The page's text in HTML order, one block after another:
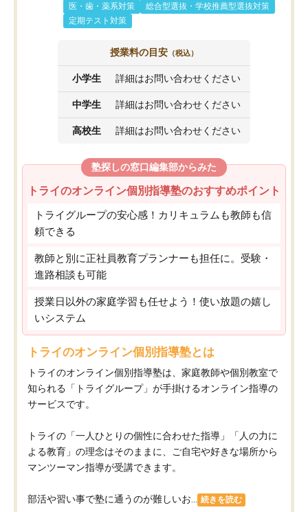
医・歯・薬系対策
総合型選抜・学校推薦型選抜対策
定期テスト対策
授業料の目安 （税込）
小学生 詳細はお問い合わせください
中学生 詳細はお問い合わせください
高校生 詳細はお問い合わせください
塾探しの窓口編集部からみた
トライのオンライン個別指導塾のおすすめポイント
トライグループの安心感！カリキュラムも教師も信
頼できる
教師と別に正社員教育プランナーも担任に。受験・
進路相談も可能
授業日以外の家庭学習も任せよう！使い放題の嬉し
いシステム
トライのオンライン個別指導塾とは
トライのオンライン個別指導塾は、家庭教師や個別教室で
知られる「トライグループ」が手掛けるオンライン指導の
サービスです。
トライの「一人ひとりの個性に合わせた指導」「人の力に
よる教育」の理念はそのままに、ご自宅や好きな場所から
マンツーマン指導が受講できます。
部活や習い事で塾に通うのが難しいお... 続きを読む